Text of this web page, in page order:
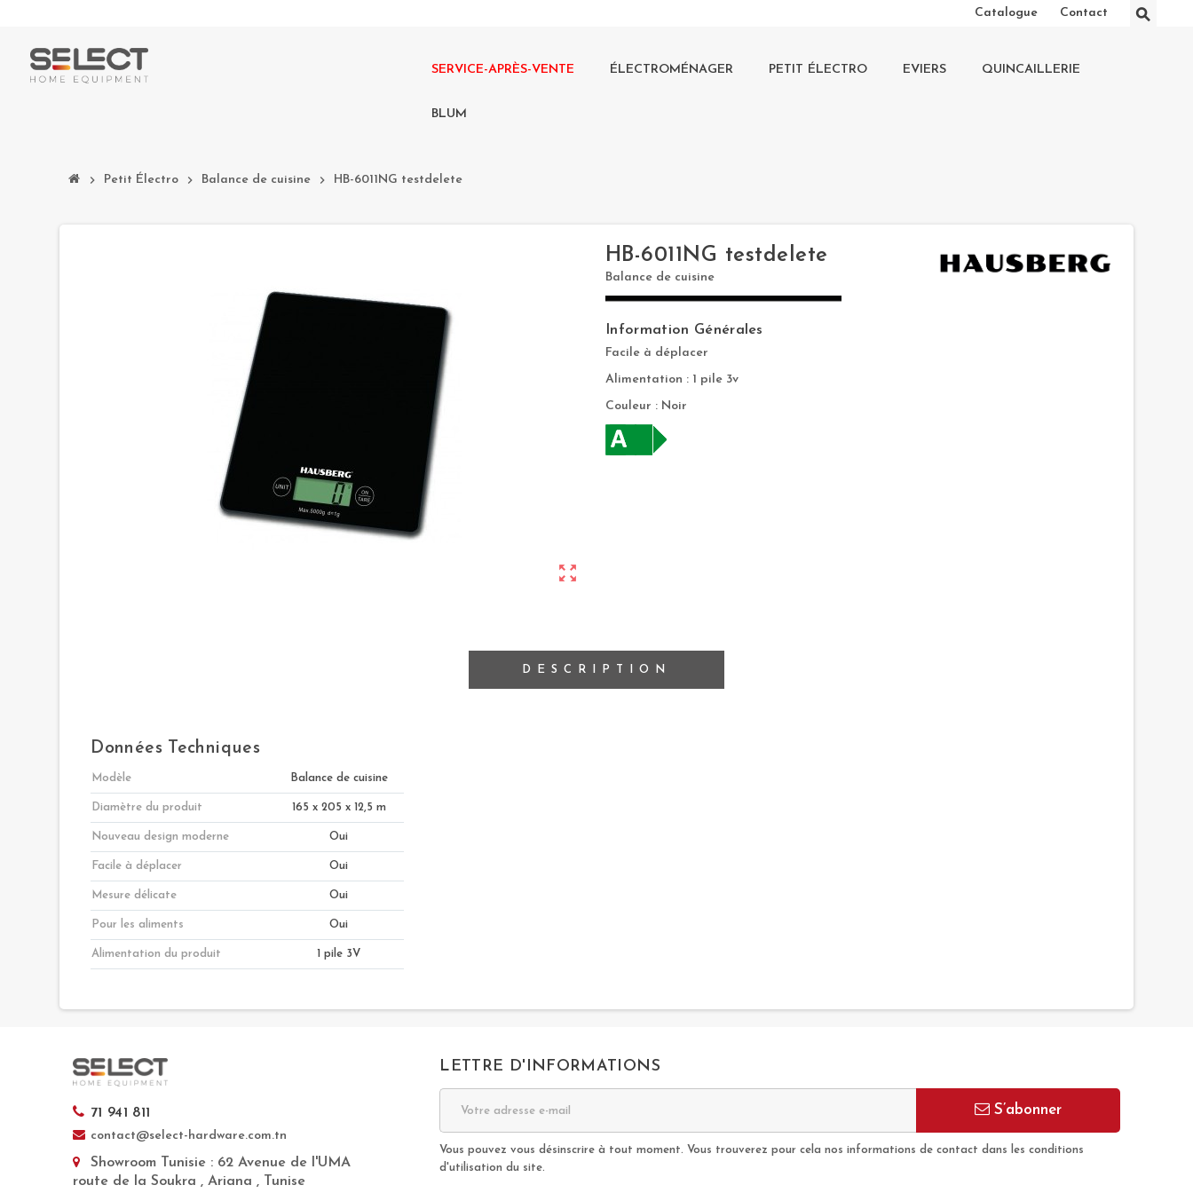
Catalogue Contact ⚲
SERVICE-APRÈS-VENTE ÉLECTROMÉNAGER PETIT ÉLECTRO EVIERS QUINCAILLERIE
BLUM
chevron_right Petit Électro chevron_right Balance de cuisine chevron_right HB-6011NG testdelete
zoom_out_map
HB-6011NG testdelete
Balance de cuisine
Information Générales
Facile à déplacer
Alimentation : 1 pile 3v
Couleur : Noir
DESCRIPTION
Données Techniques
Modèle Balance de cuisine
Diamètre du produit 165 x 205 x 12,5 m
Nouveau design moderne Oui
Facile à déplacer Oui
Mesure délicate Oui
Pour les aliments Oui
Alimentation du produit 1 pile 3V
71 941 811
contact@select-hardware.com.tn
Showroom Tunisie : 62 Avenue de l'UMA
route de la Soukra , Ariana , Tunise
LETTRE D'INFORMATIONS
S’abonner
Vous pouvez vous désinscrire à tout moment. Vous trouverez pour cela nos informations de contact dans les conditions
d'utilisation du site.